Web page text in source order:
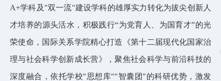
A+学科及"双一流"建设学科的雄厚实力转化为拔尖创新人
才培养的源头活水，积极践行“为党育人、为国育才”的光
荣使命，国际关系学院精心打造《第十二 届现代化国家治
理与社会科学创新成长营》，聚焦社会科学与前沿科技的
深度融合，依托学校"思想库""智囊团"的科研优势，激发